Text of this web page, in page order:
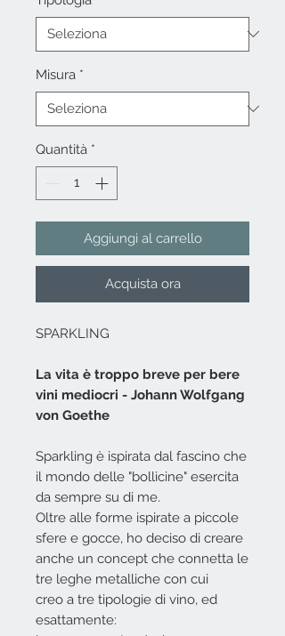
Misura *
Quantità *
Aggiungi al carrello
Acquista ora
SPARKLING
La vita è troppo breve per bere
vini mediocri - Johann Wolfgang
von Goethe
Sparkling è ispirata dal fascino che
il mondo delle "bollicine" esercita
da sempre su di me.
Oltre alle forme ispirate a piccole
sfere e gocce, ho deciso di creare
anche un concept che connetta le
tre leghe metalliche con cui
creo a tre tipologie di vino, ed
esattamente: